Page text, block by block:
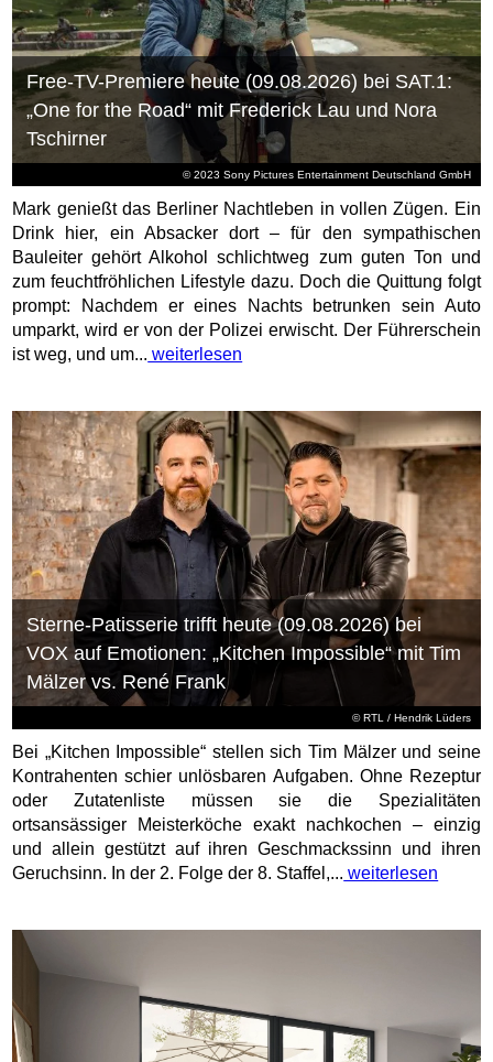
© 2023 Sony Pictures Entertainment Deutschland GmbH
Free-TV-Premiere heute (09.08.2026) bei SAT.1:
„One for the Road“ mit Frederick Lau und Nora
Tschirner
Mark genießt das Berliner Nachtleben in vollen Zügen. Ein
Drink hier, ein Absacker dort – für den sympathischen
Bauleiter gehört Alkohol schlichtweg zum guten Ton und
zum feuchtfröhlichen Lifestyle dazu. Doch die Quittung folgt
prompt: Nachdem er eines Nachts betrunken sein Auto
umparkt, wird er von der Polizei erwischt. Der Führerschein
ist weg, und um... weiterlesen
©RTL / Hendrik Lüders
Sterne-Patisserie trifft heute (09.08.2026) bei
VOX auf Emotionen: „Kitchen Impossible“ mit Tim
Mälzer vs. René Frank
Bei „Kitchen Impossible“ stellen sich Tim Mälzer und seine
Kontrahenten schier unlösbaren Aufgaben. Ohne Rezeptur
oder Zutatenliste müssen sie die Spezialitäten
ortsansässiger Meisterköche exakt nachkochen – einzig
und allein gestützt auf ihren Geschmackssinn und ihren
Geruchsinn. In der 2. Folge der 8. Staffel,... weiterlesen